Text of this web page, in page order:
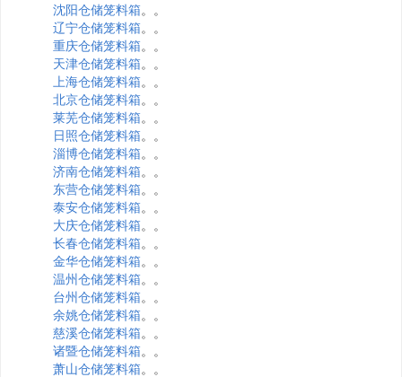
沈阳仓储笼料箱。。
辽宁仓储笼料箱。。
重庆仓储笼料箱。。
天津仓储笼料箱。。
上海仓储笼料箱。。
北京仓储笼料箱。。
莱芜仓储笼料箱。。
日照仓储笼料箱。。
淄博仓储笼料箱。。
济南仓储笼料箱。。
东营仓储笼料箱。。
泰安仓储笼料箱。。
大庆仓储笼料箱。。
长春仓储笼料箱。。
金华仓储笼料箱。。
温州仓储笼料箱。。
台州仓储笼料箱。。
余姚仓储笼料箱。。
慈溪仓储笼料箱。。
诸暨仓储笼料箱。。
萧山仓储笼料箱。。